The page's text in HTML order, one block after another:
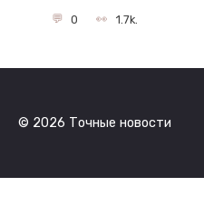
0 1.7k.
© 2026 Точные новости